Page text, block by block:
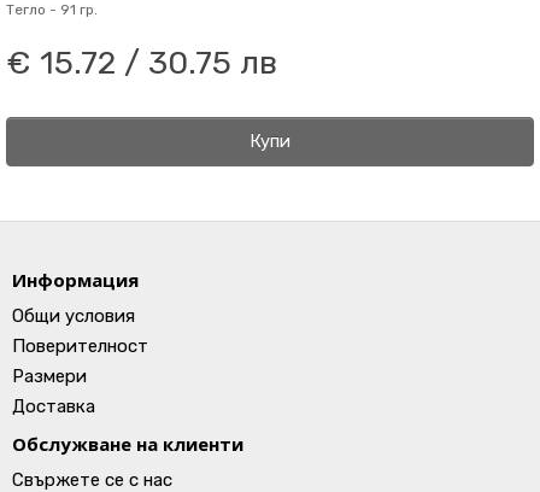
Тегло - 91 гр.
€ 15.72 / 30.75 лв
Купи
Информация
Общи условия
Поверителност
Размери
Доставка
Обслужване на клиенти
Свържете се с нас